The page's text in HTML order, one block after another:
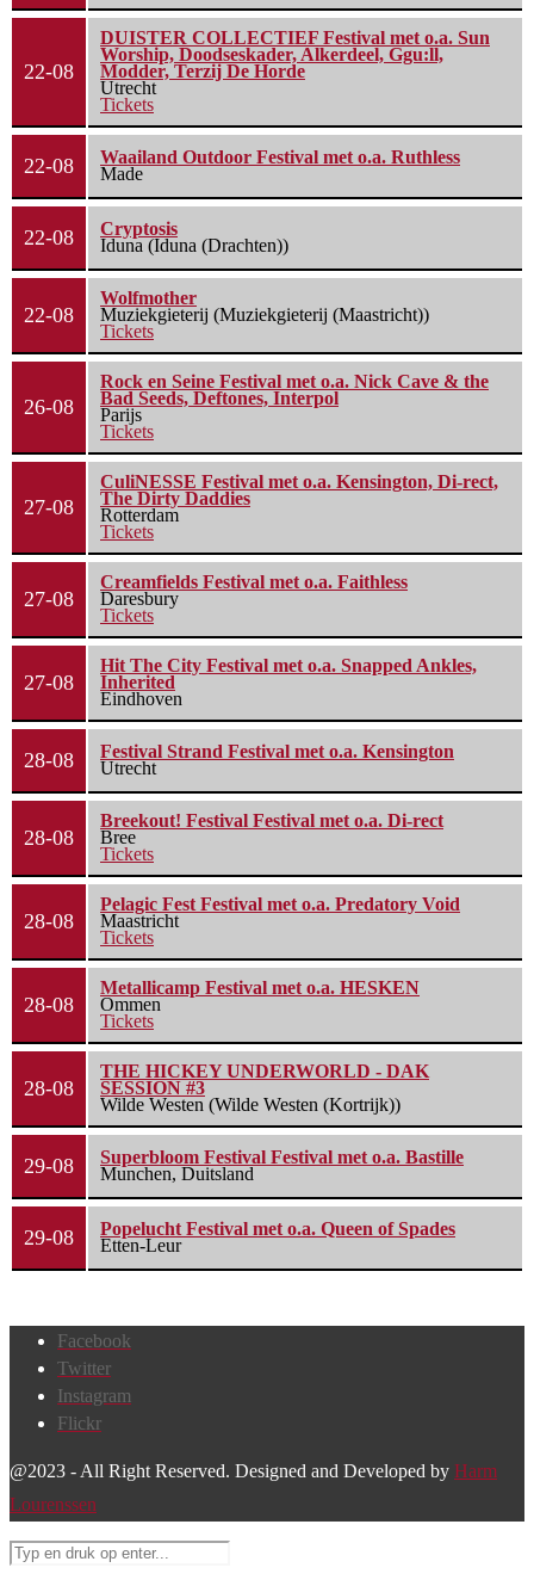
22-08
DUISTER COLLECTIEF Festival met o.a. Sun
Worship, Doodseskader, Alkerdeel, Ggu:ll,
Modder, Terzij De Horde
Utrecht
Tickets
22-08
Waailand Outdoor Festival met o.a. Ruthless
Made
22-08
Cryptosis
Iduna (Iduna (Drachten))
22-08
Wolfmother
Muziekgieterij (Muziekgieterij (Maastricht))
Tickets
26-08
Rock en Seine Festival met o.a. Nick Cave & the
Bad Seeds, Deftones, Interpol
Parijs
Tickets
27-08
CuliNESSE Festival met o.a. Kensington, Di-rect,
The Dirty Daddies
Rotterdam
Tickets
27-08
Creamfields Festival met o.a. Faithless
Daresbury
Tickets
27-08
Hit The City Festival met o.a. Snapped Ankles,
Inherited
Eindhoven
28-08
Festival Strand Festival met o.a. Kensington
Utrecht
28-08
Breekout! Festival Festival met o.a. Di-rect
Bree
Tickets
28-08
Pelagic Fest Festival met o.a. Predatory Void
Maastricht
Tickets
28-08
Metallicamp Festival met o.a. HESKEN
Ommen
Tickets
28-08
THE HICKEY UNDERWORLD - DAK
SESSION #3
Wilde Westen (Wilde Westen (Kortrijk))
29-08
Superbloom Festival Festival met o.a. Bastille
Munchen, Duitsland
29-08
Popelucht Festival met o.a. Queen of Spades
Etten-Leur
Facebook
Twitter
Instagram
Flickr
@2023 - All Right Reserved. Designed and Developed by Harm
Lourenssen